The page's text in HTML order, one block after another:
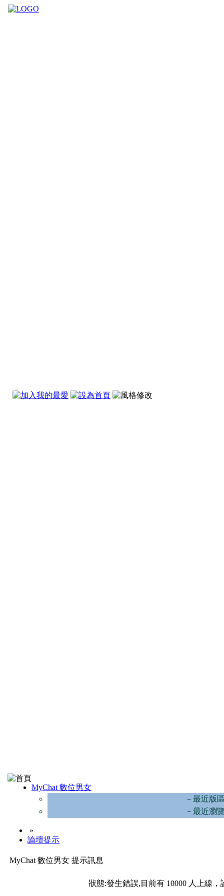
MyChat 數位男女
－最近版
－最近瀏
»
論壇提示
MyChat 數位男女 提示訊息
狀態:發生錯誤,目前有 10000 人上線